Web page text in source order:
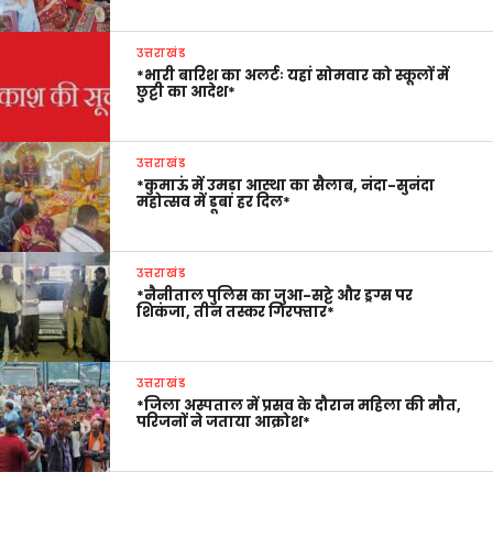
उत्तराखंड
*भारी बारिश का अलर्टः यहां सोमवार को स्कूलों में
छुट्टी का आदेश*
उत्तराखंड
*कुमाऊं में उमड़ा आस्था का सैलाब, नंदा-सुनंदा
महोत्सव में डूबा हर दिल*
उत्तराखंड
*नैनीताल पुलिस का जुआ-सट्टे और ड्रग्स पर
शिकंजा, तीन तस्कर गिरफ्तार*
उत्तराखंड
*जिला अस्पताल में प्रसव के दौरान महिला की मौत,
परिजनों ने जताया आक्रोश*